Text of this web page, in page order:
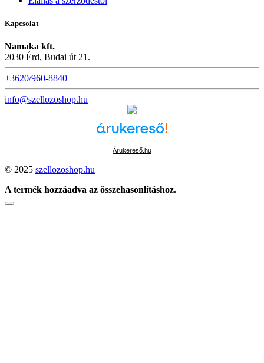
Kapcsolat
Namaka kft.
2030 Érd, Budai út 21.
+3620/960-8840
info@szellozoshop.hu
Árukereső.hu
© 2025 szellozoshop.hu
A termék hozzáadva az összehasonlításhoz.